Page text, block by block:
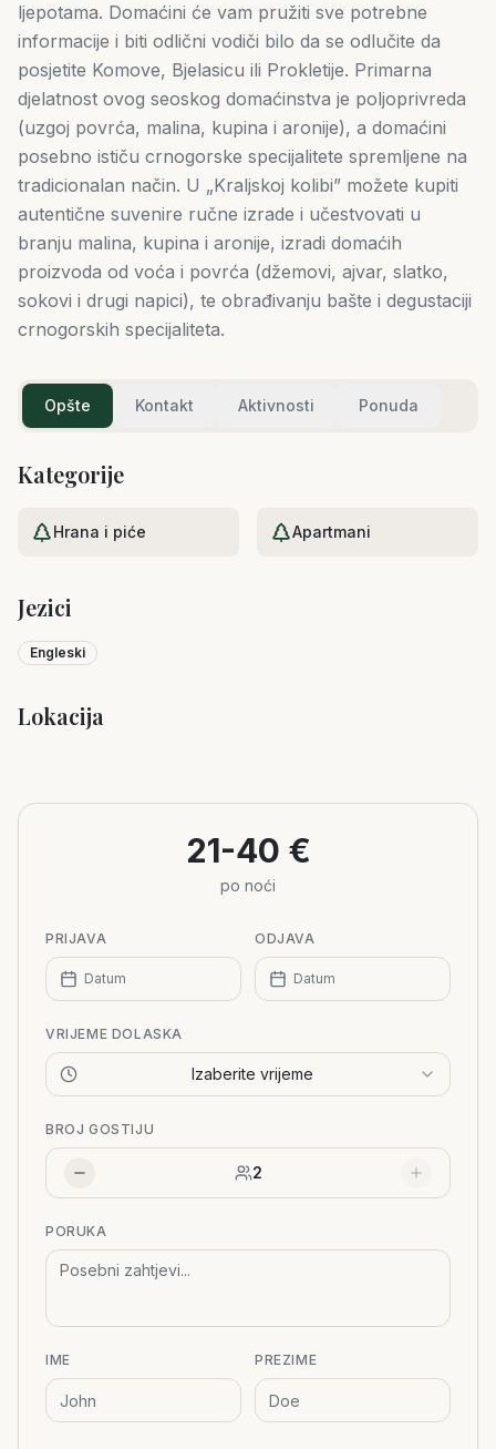
ljepotama. Domaćini će vam pružiti sve potrebne
informacije i biti odlični vodiči bilo da se odlučite da
posjetite Komove, Bjelasicu ili Prokletije. Primarna
djelatnost ovog seoskog domaćinstva je poljoprivreda
(uzgoj povrća, malina, kupina i aronije), a domaćini
posebno ističu crnogorske specijalitete spremljene na
tradicionalan način. U „Kraljskoj kolibi” možete kupiti
autentične suvenire ručne izrade i učestvovati u
branju malina, kupina i aronije, izradi domaćih
proizvoda od voća i povrća (džemovi, ajvar, slatko,
sokovi i drugi napici), te obrađivanju bašte i degustaciji
crnogorskih specijaliteta.
Opšte Kontakt Aktivnosti Ponuda
Kategorije
Hrana i piće Apartmani
Jezici
Engleski
Lokacija
−
21-40 €
po noći
PRIJAVA
Datum
ODJAVA
Datum
VRIJEME DOLASKA
Izaberite vrijeme
BROJ GOSTIJU
2
PORUKA
IME PREZIME